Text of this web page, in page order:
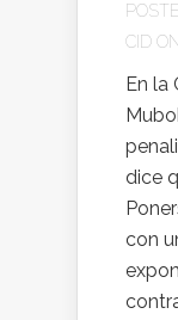
CID
En la
dice
con